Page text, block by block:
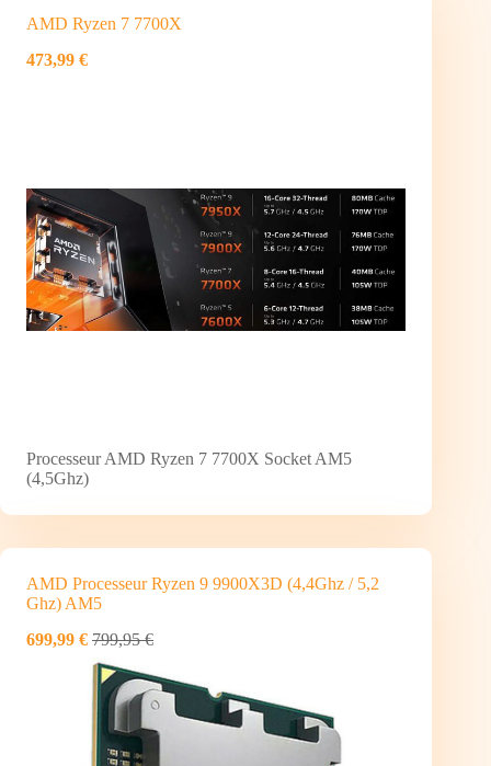
AMD Ryzen 7 7700X
473,99 €
Processeur AMD Ryzen 7 7700X Socket AM5
(4,5Ghz)
AMD Processeur Ryzen 9 9900X3D (4,4Ghz / 5,2
Ghz) AM5
699,99 € 799,95 €